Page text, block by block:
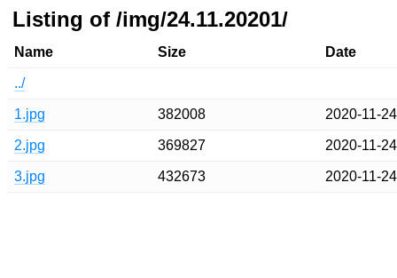
Listing of /img/24.11.20201/
Name Size Date
../
1.jpg 382008 2020-11-
2.jpg 369827 2020-11-
3.jpg 432673 2020-11-